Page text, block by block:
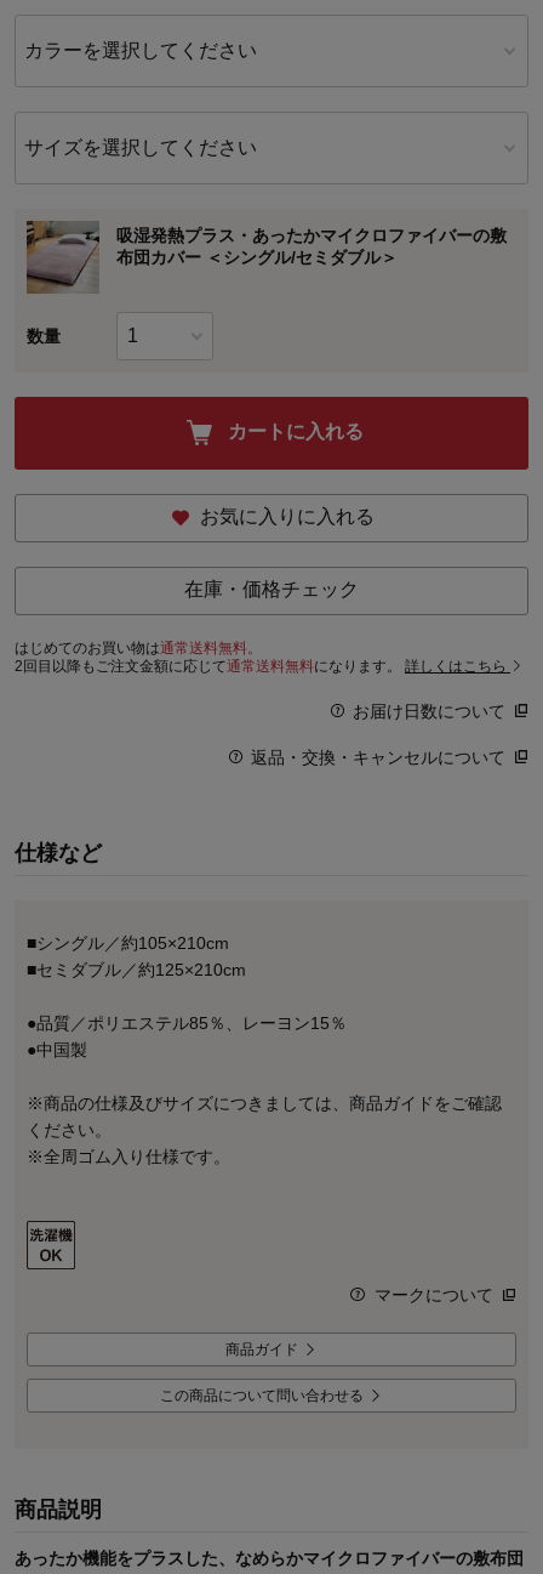
カラーを選択してください
サイズを選択してください
吸湿発熱プラス・あったかマイクロファイバーの敷
布団カバー ＜シングル/セミダブル＞
数量
カートに入れる
お気に入りに入れる
在庫・価格チェック
はじめてのお買い物は通常送料無料。
2回目以降もご注文金額に応じて通常送料無料になります。 詳しくはこちら
お届け日数について
返品・交換・キャンセルについて
仕様など
■シングル／約105×210cm
■セミダブル／約125×210cm
●品質／ポリエステル85％、レーヨン15％
●中国製
※商品の仕様及びサイズにつきましては、商品ガイドをご確認
ください。
※全周ゴム入り仕様です。
マークについて
商品ガイド
この商品について問い合わせる
商品説明
あったか機能をプラスした、なめらかマイクロファイバーの敷布団